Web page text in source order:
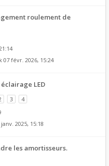
roulement de
07 févr. 2026, 15:24
LED
3
4
janv. 2025, 15:18
les amortisseurs.